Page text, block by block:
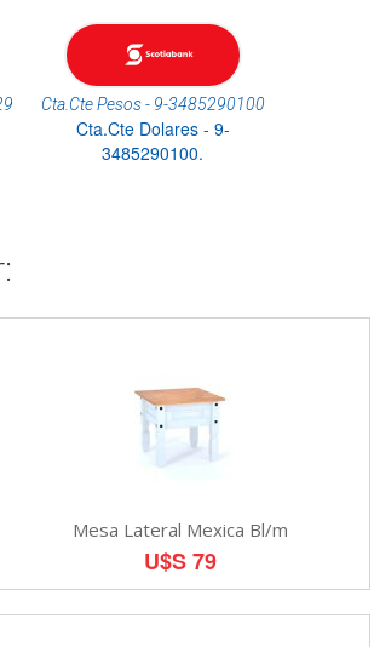
Cta.Cte Pesos - 9-3485290100
Cta.Cte Dolares - 9-
3485290100.
Mesa Lateral Mexica Bl/m
U$S 79